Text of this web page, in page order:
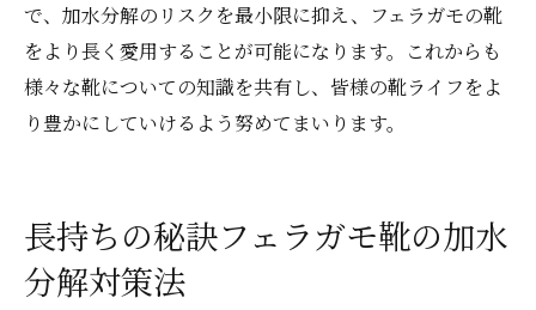
で、加水分解のリスクを最小限に抑え、フェラガモの靴
をより長く愛用することが可能になります。これからも
様々な靴についての知識を共有し、皆様の靴ライフをよ
り豊かにしていけるよう努めてまいります。
長持ちの秘訣フェラガモ靴の加水
分解対策法